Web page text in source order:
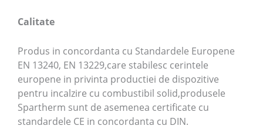
Calitate
Produs in concordanta cu Standardele Europene
EN 13240, EN 13229,care stabilesc cerintele
europene in privinta productiei de dispozitive
pentru incalzire cu combustibil solid,produsele
Spartherm sunt de asemenea certificate cu
standardele CE in concordanta cu DIN.